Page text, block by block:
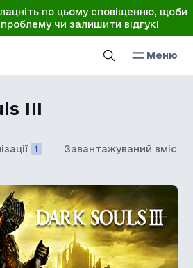
по цьому сповіщенню, щоби
чи залишити відгук!
Меню
III
1 Завантажуваний вміст